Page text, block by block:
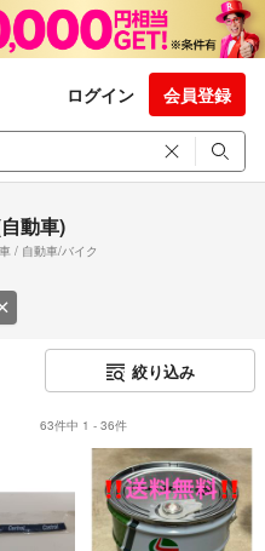
ログイン 会員登録
動車)
/ 自動車/バイク
絞り込み
63件中 1 - 36件